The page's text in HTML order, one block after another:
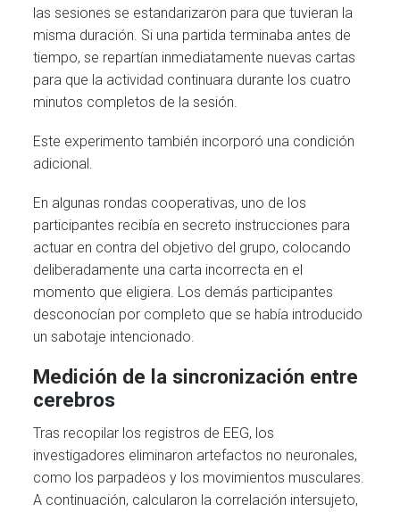
las sesiones se estandarizaron para que tuvieran la
misma duración. Si una partida terminaba antes de
tiempo, se repartían inmediatamente nuevas cartas
para que la actividad continuara durante los cuatro
minutos completos de la sesión.
Este experimento también incorporó una condición
adicional.
En algunas rondas cooperativas, uno de los
participantes recibía en secreto instrucciones para
actuar en contra del objetivo del grupo, colocando
deliberadamente una carta incorrecta en el
momento que eligiera. Los demás participantes
desconocían por completo que se había introducido
un sabotaje intencionado.
Medición de la sincronización entre
cerebros
Tras recopilar los registros de EEG, los
investigadores eliminaron artefactos no neuronales,
como los parpadeos y los movimientos musculares.
A continuación, calcularon la correlación intersujeto,